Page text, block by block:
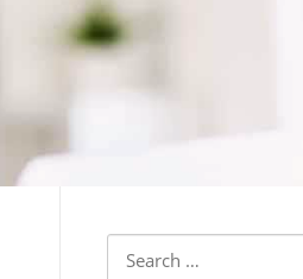
Search for: